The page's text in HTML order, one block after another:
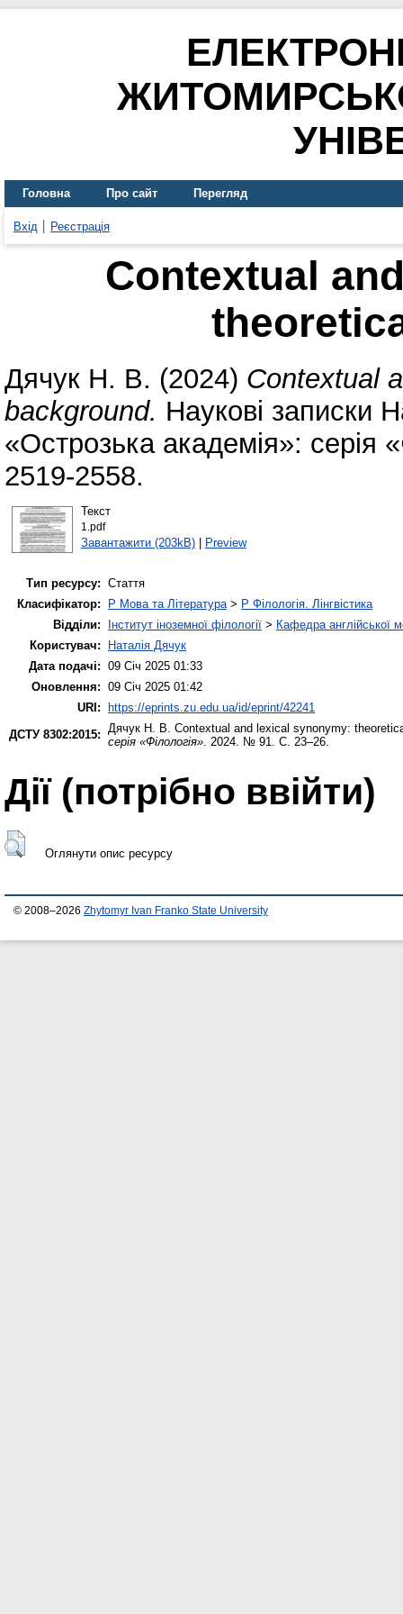
Головна Про сайт Перегляд
Вхід Реєстрація
Contextual
Дячук Н. В. (2024) Contextual
background. Наукові записки
«Острозька академія»:
2519-2558.
Текст
1.pdf
Завантажити (203kB)| Preview
Тип ресурсу: Стаття
Класифікатор:
P Мова та Література> P Філологія. Лінгвістика
Відділи:
Інститут іноземної філології > Кафедра англійської
Користувач:
Наталія Дячук
Дата подачі: 09 Січ 2025 01:33
Оновлення: 09 Січ 2025 01:42
URI:
https://eprints.zu.edu.ua/id/eprint/42241
ДСТУ 8302:2015: Дячук Н. В. Contextual and lexical synonymy:
серія «Філологія». 2024. № 91. С. 23–26.
Дії ​​(потрібно ввійти)
Оглянути опис ресурсу
© 2008–2026 Zhytomyr Ivan Franko State University